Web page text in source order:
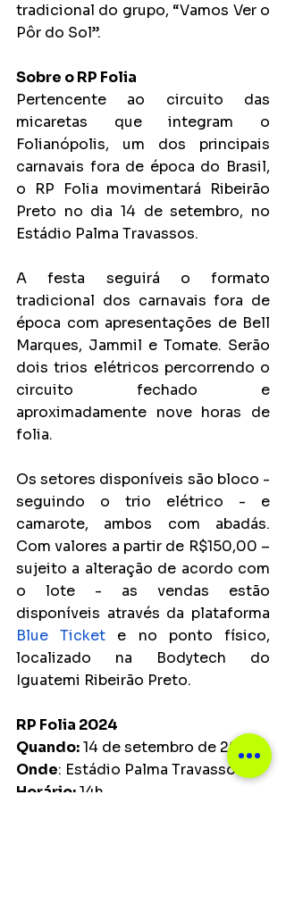
tradicional do grupo, “Vamos Ver o
Pôr do Sol”.
Sobre o RP Folia
Pertencente ao circuito das
micaretas que integram o
Folianópolis, um dos principais
carnavais fora de época do Brasil,
o RP Folia movimentará Ribeirão
Preto no dia 14 de setembro, no
Estádio Palma Travassos.
A festa seguirá o formato
tradicional dos carnavais fora de
época com apresentações de Bell
Marques, Jammil e Tomate. Serão
dois trios elétricos percorrendo o
circuito fechado e
aproximadamente nove horas de
folia.
Os setores disponíveis são bloco -
seguindo o trio elétrico - e
camarote, ambos com abadás.
Com valores a partir de R$150,00 –
sujeito a alteração de acordo com
o lote - as vendas estão
Blue Ticket
e no ponto físico,
localizado na Bodytech do
Iguatemi Ribeirão Preto.
RP Folia 2024
Quando: 14 de setembro de 2024
Onde: Estádio Palma Travassos
Horário: 14h